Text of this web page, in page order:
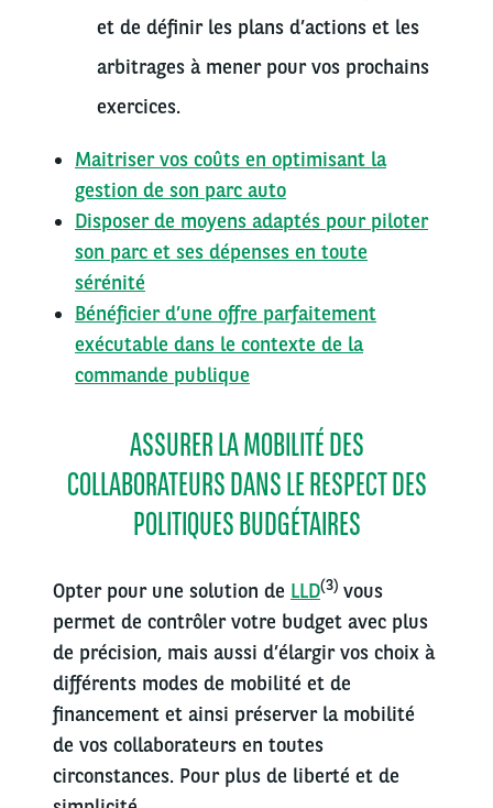
et de définir les plans d’actions et les
arbitrages à mener pour vos prochains
exercices.
Maitriser vos coûts en optimisant la
gestion de son parc auto
Disposer de moyens adaptés pour piloter
son parc et ses dépenses en toute
sérénité
Bénéficier d’une offre parfaitement
exécutable dans le contexte de la
commande publique
ASSURER LA MOBILITÉ DES
COLLABORATEURS DANS LE RESPECT DES
POLITIQUES BUDGÉTAIRES
Opter pour une solution de LLD(3) vous
permet de contrôler votre budget avec plus
de précision, mais aussi d’élargir vos choix à
différents modes de mobilité et de
financement et ainsi préserver la mobilité
de vos collaborateurs en toutes
circonstances. Pour plus de liberté et de